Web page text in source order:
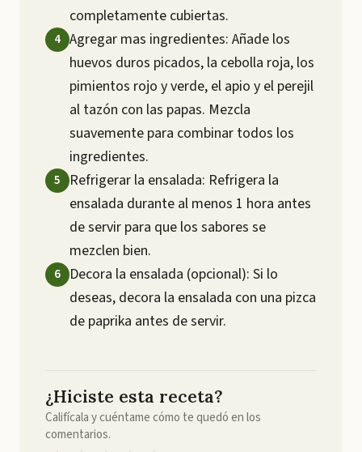
completamente cubiertas.
Agregar mas ingredientes: Añade los
huevos duros picados, la cebolla roja, los
pimientos rojo y verde, el apio y el perejil
al tazón con las papas. Mezcla
suavemente para combinar todos los
ingredientes.
Refrigerar la ensalada: Refrigera la
ensalada durante al menos 1 hora antes
de servir para que los sabores se
mezclen bien.
Decora la ensalada (opcional): Si lo
deseas, decora la ensalada con una pizca
de paprika antes de servir.
¿Hiciste esta receta?
Califícala y cuéntame cómo te quedó en los
comentarios.